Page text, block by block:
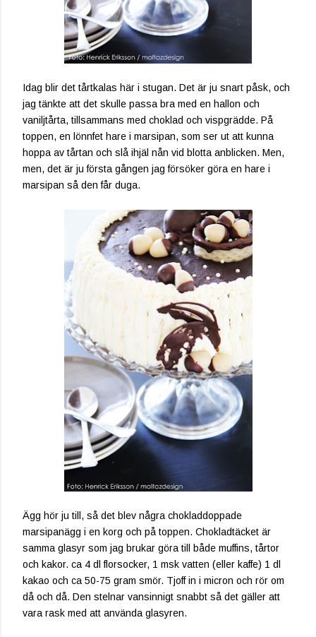
Idag blir det tårtkalas här i stugan. Det är ju snart påsk, och
jag tänkte att det skulle passa bra med en hallon och
vaniljtårta, tillsammans med choklad och vispgrädde. På
toppen, en lönnfet hare i marsipan, som ser ut att kunna
hoppa av tårtan och slå ihjäl nån vid blotta anblicken. Men,
men, det är ju första gången jag försöker göra en hare i
marsipan så den får duga.
Ägg hör ju till, så det blev några chokladdoppade
marsipanägg i en korg och på toppen. Chokladtäcket är
samma glasyr som jag brukar göra till både muffins, tårtor
och kakor. ca 4 dl florsocker, 1 msk vatten (eller kaffe) 1 dl
kakao och ca 50-75 gram smör. Tjoff in i micron och rör om
då och då. Den stelnar vansinnigt snabbt så det gäller att
vara rask med att använda glasyren.